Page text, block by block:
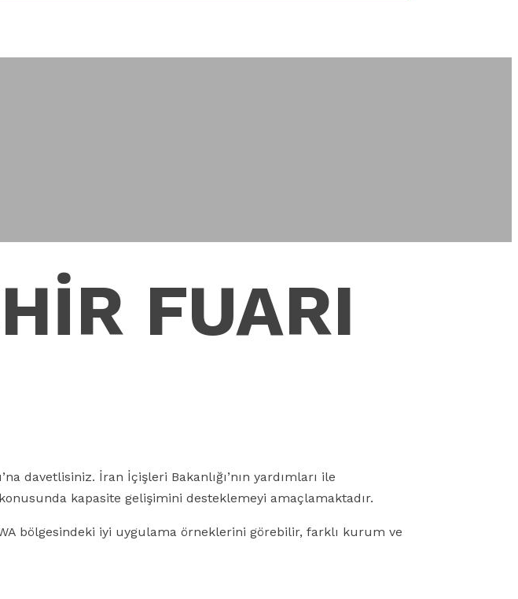
FUARI
davetlisiniz. İran İçişleri Bakanlığı’nın yardımları ile
kapasite gelişimini desteklemeyi amaçlamaktadır.
bölgesindeki iyi uygulama örneklerini görebilir, farklı kurum ve